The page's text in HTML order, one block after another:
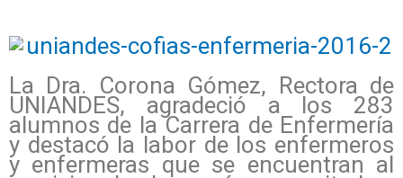
La Dra. Corona Gómez, Rectora de
UNIANDES, agradeció a los 283
alumnos de la Carrera de Enfermería
y destacó la labor de los enfermeros
y enfermeras que se encuentran al